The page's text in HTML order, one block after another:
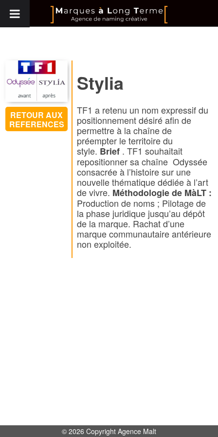
RETOUR AUX
REFERENCES
Stylia
TF1 a retenu un nom expressif du
positionnement désiré afin de
permettre à la chaîne de
préempter le territoire du
style. Brief . TF1 souhaitait
repositionner sa chaîne Odyssée
consacrée à l’histoire sur une
nouvelle thématique dédiée à l’art
de vivre. Méthodologie de MàLT :
Production de noms ; Pilotage de
la phase juridique jusqu’au dépôt
de la marque. Rachat d’une
marque communautaire antérieure
non exploitée.
© 2026 Copyright Agence Malt